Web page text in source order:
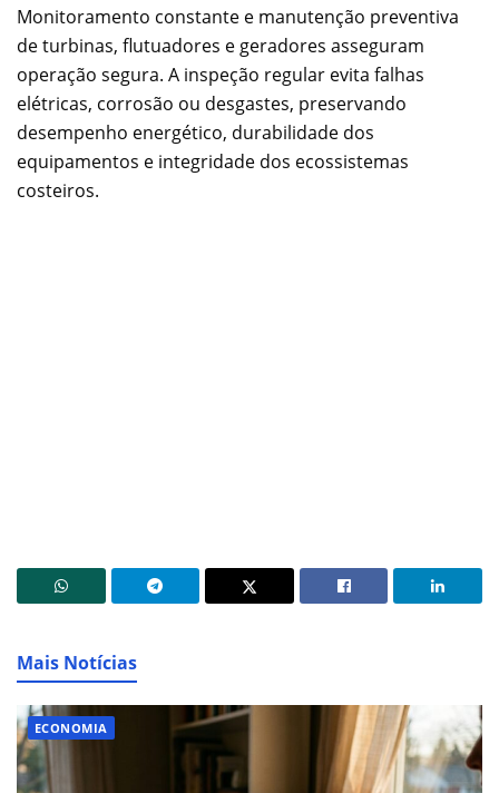
Monitoramento constante e manutenção preventiva
de turbinas, flutuadores e geradores asseguram
operação segura. A inspeção regular evita falhas
elétricas, corrosão ou desgastes, preservando
desempenho energético, durabilidade dos
equipamentos e integridade dos ecossistemas
costeiros.
Mais Notícias
ECONOMIA